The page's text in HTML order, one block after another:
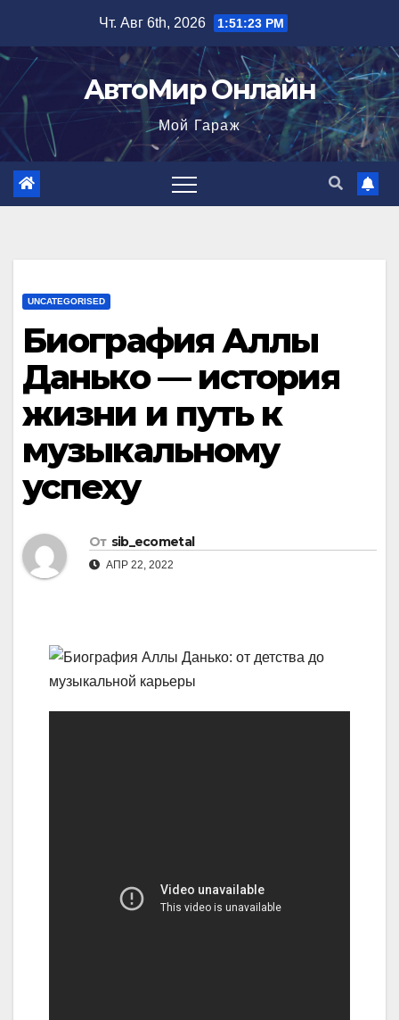
содержимому
Чт. Авг 6th, 2026 1:51:24 PM
АвтоМир Онлайн
Мой Гараж
UNCATEGORISED
Биография Аллы
Данько — история
жизни и путь к
музыкальному
успеху
От sib_ecometal
АПР 22, 2022